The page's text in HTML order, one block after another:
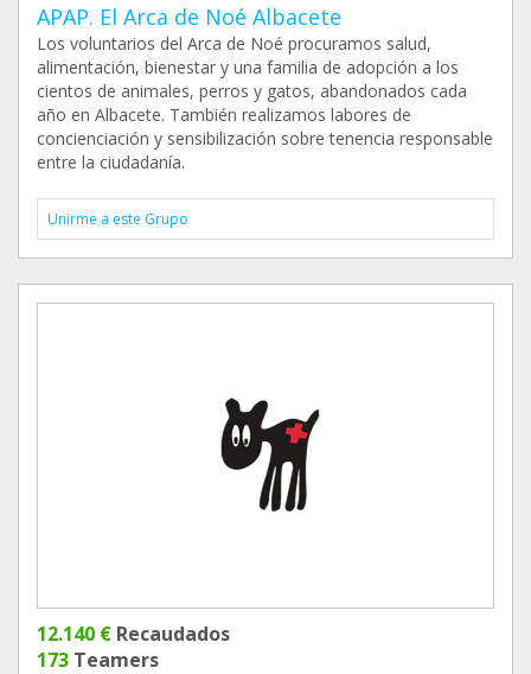
APAP. El Arca de Noé Albacete
Los voluntarios del Arca de Noé procuramos salud,
alimentación, bienestar y una familia de adopción a los
cientos de animales, perros y gatos, abandonados cada
año en Albacete. También realizamos labores de
concienciación y sensibilización sobre tenencia responsable
entre la ciudadanía.
Unirme a este Grupo
12.140 € Recaudados
173 Teamers